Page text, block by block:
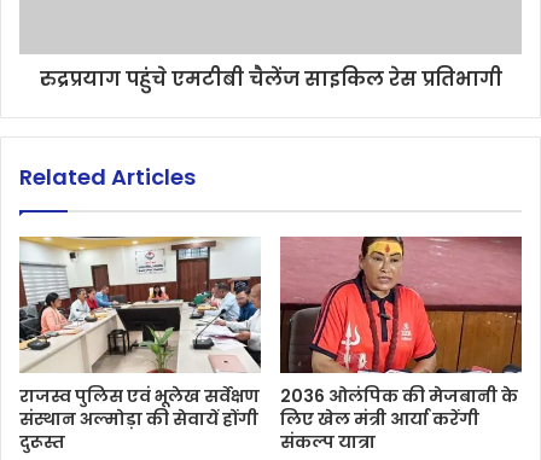
रुद्रप्रयाग पहुंचे एमटीबी चैलेंज साइकिल रेस प्रतिभागी
Related Articles
राजस्व पुलिस एवं भूलेख सर्वेक्षण
संस्थान अल्मोड़ा की सेवायें होंगी
दुरूस्त
2036 ओलंपिक की मेजबानी के
लिए खेल मंत्री आर्या करेंगी
संकल्प यात्रा